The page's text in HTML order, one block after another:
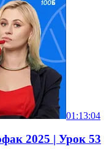
01:13:04
2025 | Урок 53